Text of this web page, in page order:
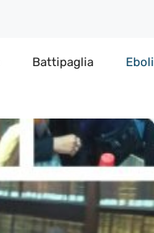
Battipaglia Eboli